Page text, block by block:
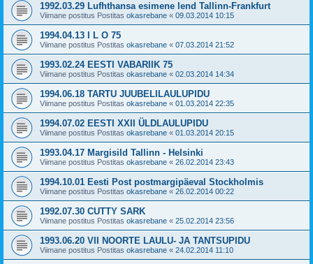
1992.03.29 Lufhthansa esimene lend Tallinn-Frankfurt
Viimane postitus Postitas okasrebane « 09.03.2014 10:15
1994.04.13 I L O 75
Viimane postitus Postitas okasrebane « 07.03.2014 21:52
1993.02.24 EESTI VABARIIK 75
Viimane postitus Postitas okasrebane « 02.03.2014 14:34
1994.06.18 TARTU JUUBELILAULUPIDU
Viimane postitus Postitas okasrebane « 01.03.2014 22:35
1994.07.02 EESTI XXII ÜLDLAULUPIDU
Viimane postitus Postitas okasrebane « 01.03.2014 20:15
1993.04.17 Margisild Tallinn - Helsinki
Viimane postitus Postitas okasrebane « 26.02.2014 23:43
1994.10.01 Eesti Post postmargipäeval Stockholmis
Viimane postitus Postitas okasrebane « 26.02.2014 00:22
1992.07.30 CUTTY SARK
Viimane postitus Postitas okasrebane « 25.02.2014 23:56
1993.06.20 VII NOORTE LAULU- JA TANTSUPIDU
Viimane postitus Postitas okasrebane « 24.02.2014 11:10